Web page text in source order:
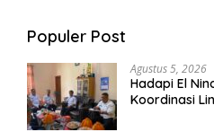
Populer Post
Agustus 5, 2026
Hadapi El
Koordinasi